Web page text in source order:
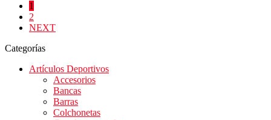
1
2
NEXT
Categorías
Artículos Deportivos
Accesorios
Bancas
Barras
Colchonetas